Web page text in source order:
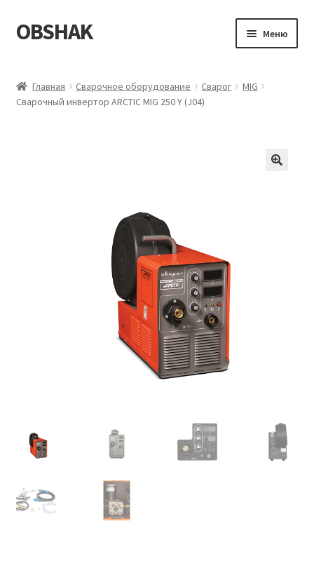
Перейти
к
Перейти
к
OBSHAK Меню
Категории
Оформление заказа
Главная Сварочное оборудование Сварог
MIG
Сварочный инвертор ARCTIC MIG 250 Y (J04)